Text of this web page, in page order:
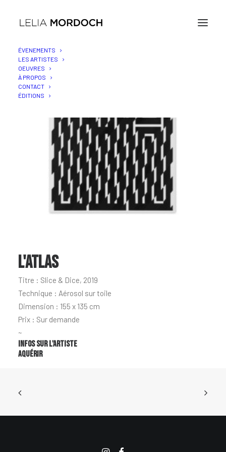
ÉVENEMENTS
LES ARTISTES
OEUVRES
À PROPOS
CONTACT
ÉDITIONS
L'ATLAS
Titre : Slice & Dice, 2019
Technique : Aérosol sur toile
Dimension : 155 x 135 cm
Prix : Sur demande
~
Infos sur l'artiste
Aquérir